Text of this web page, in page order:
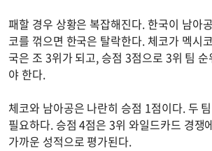
패할 경우 상황은 복잡해진다. 한국이 남아
코를 꺾으면 한국은 탈락한다. 체코가 멕시
국은 조 3위가 되고, 승점 3점으로 3위 팀
야 한다.
체코와 남아공은 나란히 승점 1점이다. 두
필요하다. 승점 4점은 3위 와일드카드 경쟁
가까운 성적으로 평가된다.